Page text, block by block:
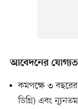
আবেদনের
কমপক্ষে ৩ বছরের
ডিগ্রি) এবং